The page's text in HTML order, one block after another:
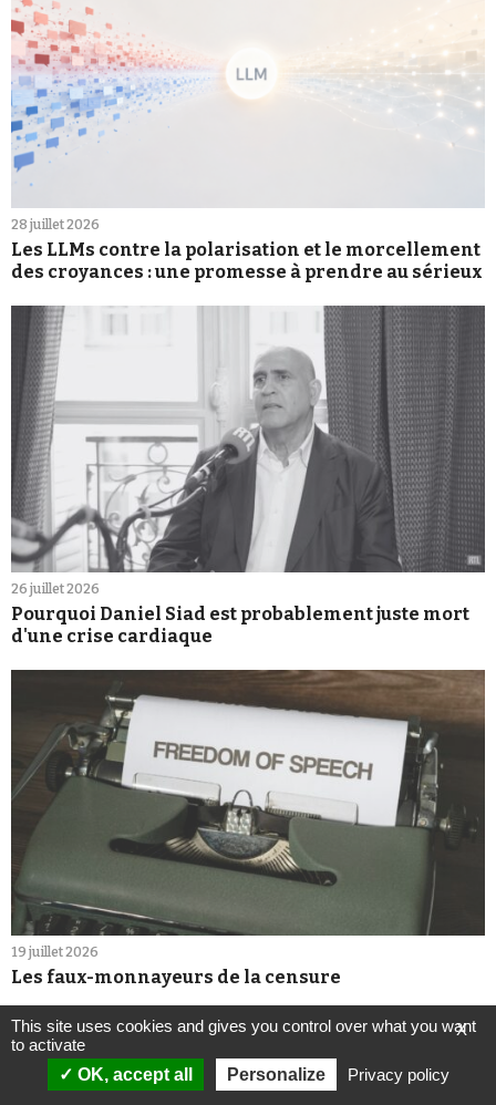
28 juillet 2026
Les LLMs contre la polarisation et le morcellement
des croyances : une promesse à prendre au sérieux
26 juillet 2026
Pourquoi Daniel Siad est probablement juste mort
d'une crise cardiaque
19 juillet 2026
Les faux-monnayeurs de la censure
X
This site uses cookies and gives you control over what you want
to activate
OK, accept all
Personalize Privacy policy